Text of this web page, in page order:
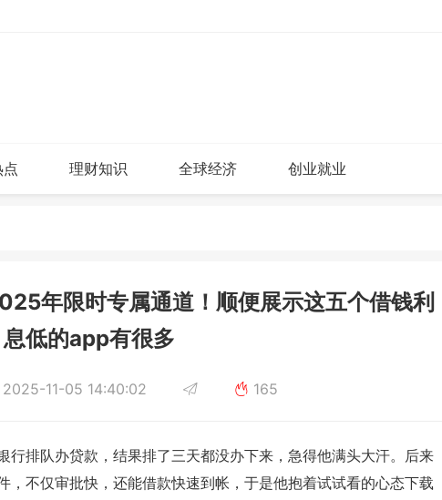
点 理财知识 全球经济 创业就业
年限时专属通道！顺便展示这五个借钱利
息低的app有很多
2025-11-05 14:40:02 165
行排队办贷款，结果排了三天都没办下来，急得他满头大汗。后来
，不仅审批快，还能借款快速到帐，于是他抱着试试看的心态下载